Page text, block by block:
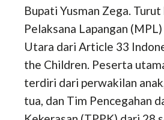
Bupati Yusman Zega.
Pelaksana Lapangan
Utara dari Article 33
the Children. Peserta
terdiri dari perwakilan
tua, dan Tim Pencegahan